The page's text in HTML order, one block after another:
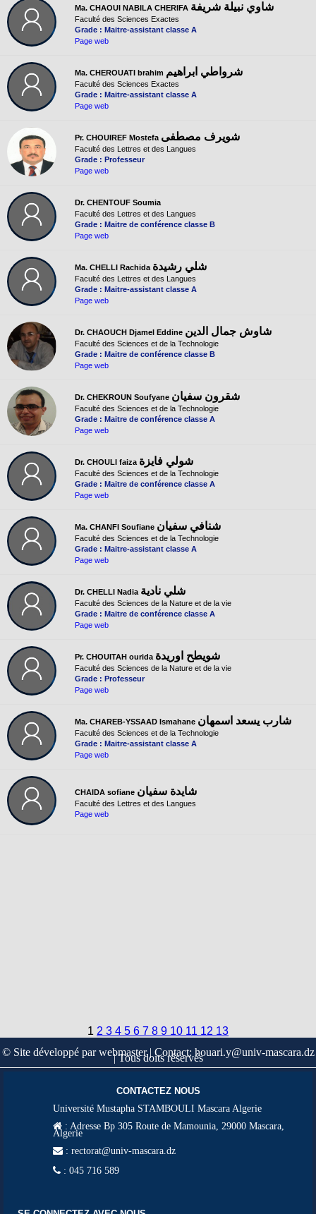
Ma. CHAOUI NABILA CHERIFA شاوي نبيلة شريفة
Faculté des Sciences Exactes
Grade : Maitre-assistant classe A
Page web
Ma. CHEROUATI brahim شرواطي ابراهيم
Faculté des Sciences Exactes
Grade : Maitre-assistant classe A
Page web
Pr. CHOUIREF Mostefa شويرف مصطفى
Faculté des Lettres et des Langues
Grade : Professeur
Page web
Dr. CHENTOUF Soumia
Faculté des Lettres et des Langues
Grade : Maitre de conférence classe B
Page web
Ma. CHELLI Rachida شلي رشيدة
Faculté des Lettres et des Langues
Grade : Maitre-assistant classe A
Page web
Dr. CHAOUCH Djamel Eddine شاوش جمال الدين
Faculté des Sciences et de la Technologie
Grade : Maitre de conférence classe B
Page web
Dr. CHEKROUN Soufyane شقرون سفيان
Faculté des Sciences et de la Technologie
Grade : Maitre de conférence classe A
Page web
Dr. CHOULI faiza شولي فايزة
Faculté des Sciences et de la Technologie
Grade : Maitre de conférence classe A
Page web
Ma. CHANFI Soufiane شنافي سفيان
Faculté des Sciences et de la Technologie
Grade : Maitre-assistant classe A
Page web
Dr. CHELLI Nadia شلي نادية
Faculté des Sciences de la Nature et de la vie
Grade : Maitre de conférence classe A
Page web
Pr. CHOUITAH ourida شويطح اوريدة
Faculté des Sciences de la Nature et de la vie
Grade : Professeur
Page web
Ma. CHAREB-YSSAAD Ismahane شارب يسعد اسمهان
Faculté des Sciences et de la Technologie
Grade : Maitre-assistant classe A
Page web
CHAIDA sofiane شايدة سفيان
Faculté des Lettres et des Langues
Page web
1 2 3 4 5 6 7 8 9 10 11 12 13
© Site développé par webmaster | Contact: houari.y@univ-mascara.dz
| Tous doits réservés
CONTACTEZ NOUS
Université Mustapha STAMBOULI Mascara Algerie
: Adresse Bp 305 Route de Mamounia, 29000 Mascara,
Algerie
: rectorat@univ-mascara.dz
: 045 716 589